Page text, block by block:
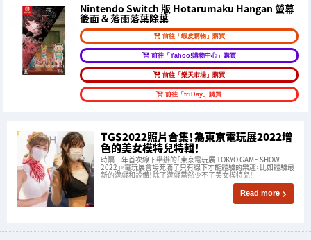
Nintendo Switch 版 Hotarumaku Hangan 螢幕
後面 & 落雨落葉除葉
前往「蝦皮購物」購買
前往「Yahoo!購物中心」購買
前往「樂天市場」購買
前往「friDay」購買
TGS2022照片合集！為東京電玩展2022增
色的美女模特兒特輯！
時隔三年首次線下舉辦的「東京電玩展 TOKYO GAME SHOW
2022」。電玩展會場充滿了只有線下才能體驗的樂趣，比如體驗最
新的遊戲和設備！除了遊戲當然少不了美女模特兒！
Read more